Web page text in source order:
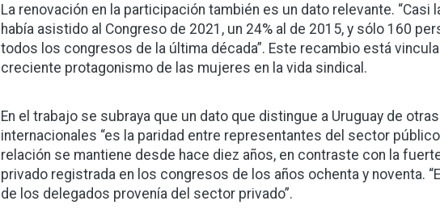
La renovación en la participación también es un dato relevante. “Casi
había asistido al Congreso de 2021, un 24% al de 2015, y sólo 160
todos los congresos de la última década”. Este recambio está
creciente protagonismo de las mujeres en la vida sindical.
En el trabajo se subraya que un dato que distingue a Uruguay de
internacionales “es la paridad entre representantes del sector público
relación se mantiene desde hace diez años, en contraste con la
privado registrada en los congresos de los años ochenta y noventa.
de los delegados provenía del sector privado”.